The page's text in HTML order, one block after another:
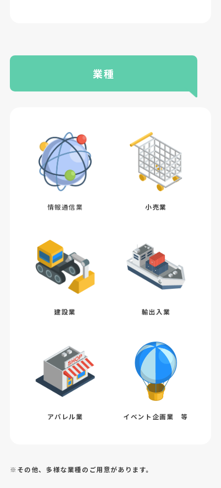
業種
情報通信業 小売業
建設業 輸出入業
アパレル業 イベント企画業 等
※その他、多様な業種のご用意があります。